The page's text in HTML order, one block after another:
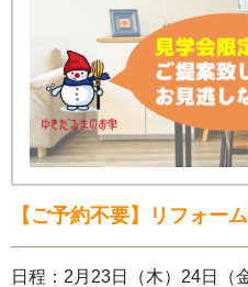
【ご予約不要】リフォー
日程：2月23日（木）24日（